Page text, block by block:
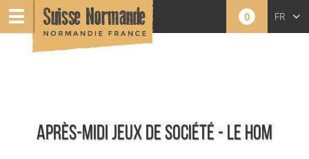
0 FR
APRÈS-MIDI JEUX DE SOCIÉTÉ - LE HOM